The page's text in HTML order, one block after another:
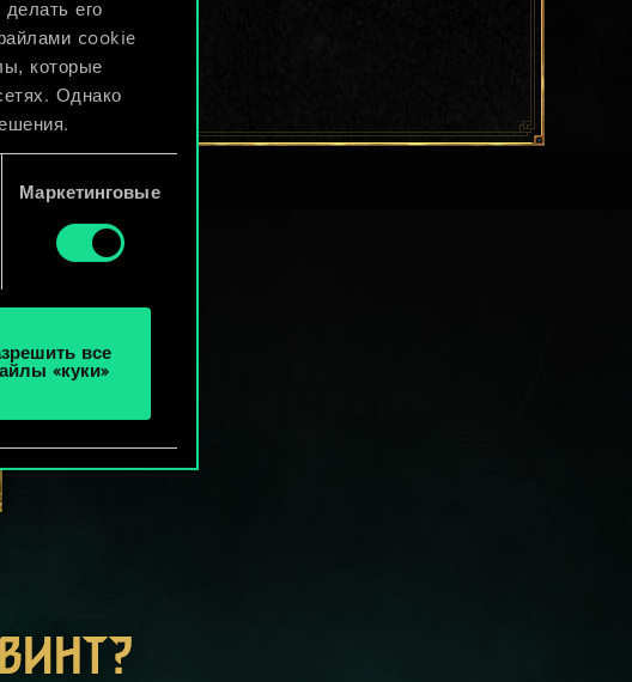
его
cookie
которые
Однако
ваши файлы
Маркетинговые
все
«куки»